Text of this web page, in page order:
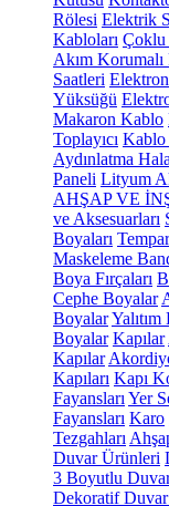
Rölesi Elektrik
Kabloları Çoklu
Akım Korumalı
Saatleri
Yüksüğü
Makaron Kablo
Toplayıcı Kablo
Aydınlatma
Paneli Lityum
AHŞAP VE
ve Aksesuarları
Boyaları
Maskeleme
Boya Fırçaları
Cephe Boyalar
BoyalarYalıtım
Boyalar Kapılar
Kapılar
Kapıları Kapı
Fayansları Yer
Fayansları Karo
Tezgahları
Duvar Ürünleri
3 Boyutlu Duvar
Dekoratif Duvar